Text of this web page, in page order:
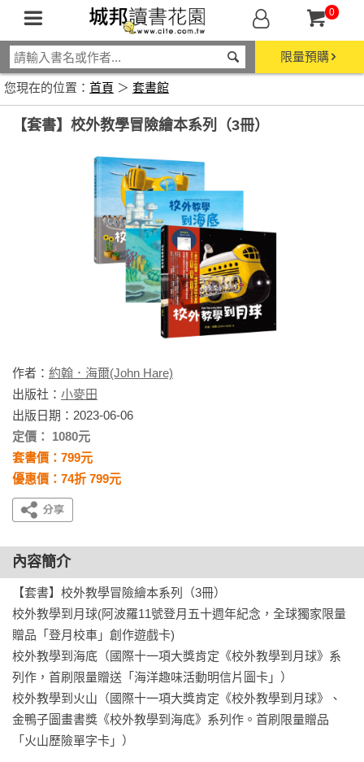
0
限量預購
您現在的位置： 首頁 ＞ 套書館
【套書】校外教學冒險繪本系列（3冊）
作者： 約翰．海爾(John Hare)
出版社： 小麥田
出版日期：2023-06-06
定價： 1080元
套書價：799元
優惠價：74折 799元
內容簡介
【套書】校外教學冒險繪本系列（3冊）
校外教學到月球(阿波羅11號登月五十週年紀念，全球獨家限量
贈品「登月校車」創作遊戲卡)
校外教學到海底（國際十一項大獎肯定《校外教學到月球》系
列作，首刷限量贈送「海洋趣味活動明信片圖卡」）
校外教學到火山（國際十一項大獎肯定《校外教學到月球》、
金鴨子圖畫書獎《校外教學到海底》系列作。首刷限量贈品
「火山歷險單字卡」）